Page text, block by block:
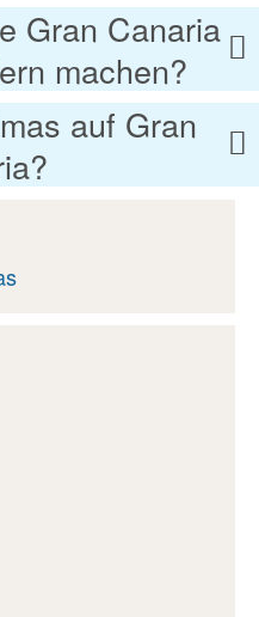
Gran Canaria
machen?
auf Gran